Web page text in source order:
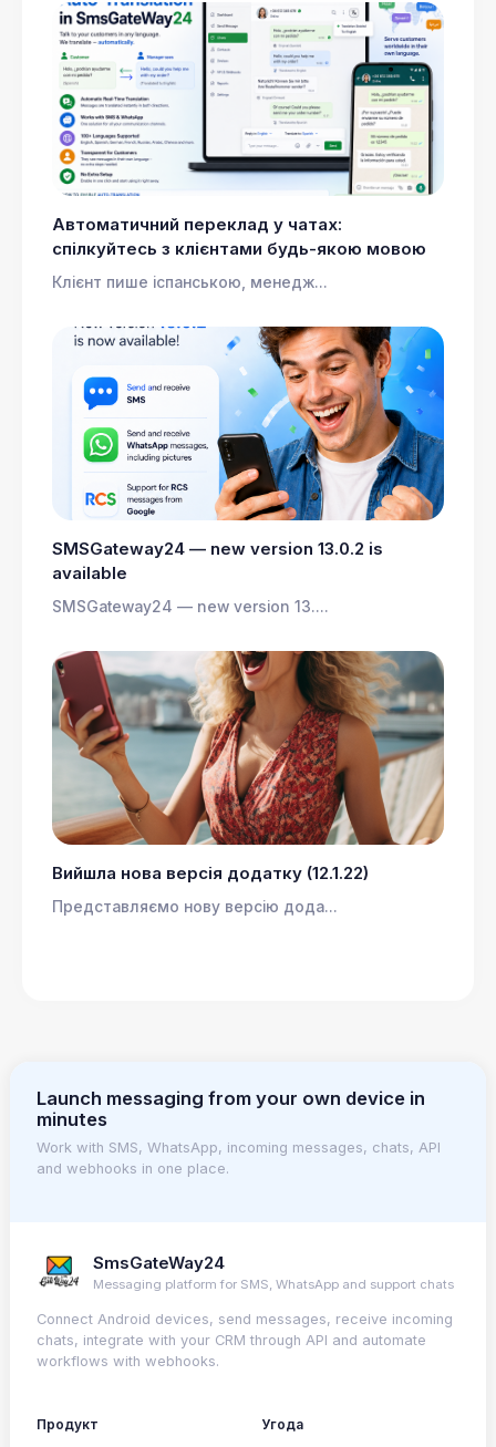
Автоматичний переклад у чатах:
спілкуйтесь з клієнтами будь-якою мовою
Клієнт пише іспанською, менедж...
SMSGateway24 — new version 13.0.2 is
available
SMSGateway24 — new version 13....
Вийшла нова версія додатку (12.1.22)
Представляємо нову версію дода...
Launch messaging from your own device in
minutes
Work with SMS, WhatsApp, incoming messages, chats, API
and webhooks in one place.
SmsGateWay24
Messaging platform for SMS, WhatsApp and support chats
Connect Android devices, send messages, receive incoming
chats, integrate with your CRM through API and automate
workflows with webhooks.
Продукт Угода